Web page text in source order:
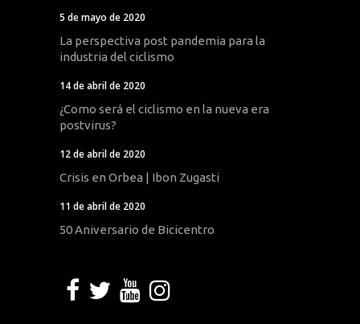
5 de mayo de 2020
La perspectiva post pandemia para la
industria del ciclismo
14 de abril de 2020
¿Como será el ciclismo en la nueva era
postvirus?
12 de abril de 2020
Crisis en Orbea | Ibon Zugasti
11 de abril de 2020
50 Aniversario de Bicicentro